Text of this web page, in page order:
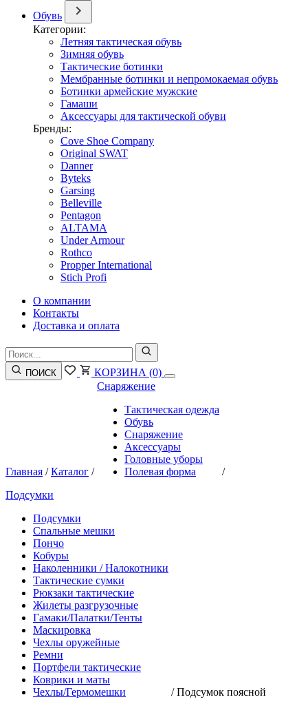
Обувь
Категории:
Летняя тактическая обувь
Зимняя обувь
Тактические ботинки
Мембранные ботинки и непромокаемая обувь
Ботинки армейские мужские
Гамаши
Аксессуары для тактической обуви
Бренды:
Cove Shoe Company
Original SWAT
Danner
Byteks
Garsing
Belleville
Pentagon
ALTAMA
Under Armour
Rothco
Propper International
Stich Profi
О компании
Контакты
Доставка и оплата
ПОИСК КОРЗИНА (0)
Главная /Каталог /
Снаряжение
Тактическая одежда
Обувь
Снаряжение
Аксессуары
Головные уборы
Полевая форма
/
Подсумки
Подсумки
Спальные мешки
Пончо
Кобуры
Наколенники / Налокотники
Тактические сумки
Рюкзаки тактические
Жилеты разгрузочные
Гамаки/Палатки/Тенты
Маскировка
Чехлы оружейные
Ремни
Портфели тактические
Коврики и маты
Чехлы/Гермомешки
/Подсумок поясной